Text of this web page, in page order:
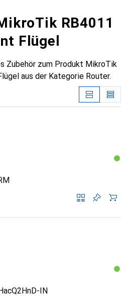
RB4011
Flügel
Zubehör zum Produkt MikroTik
aus der Kategorie Router.
IN